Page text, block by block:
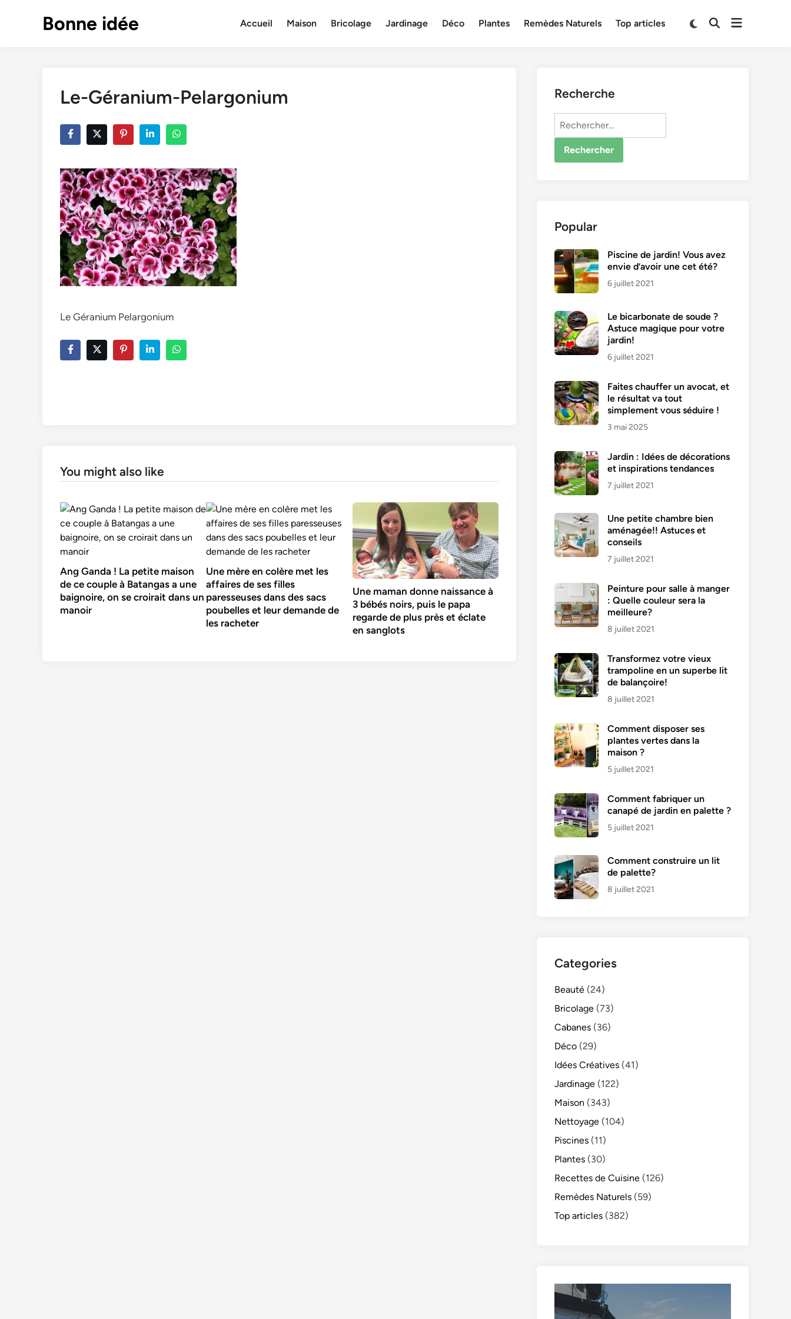
Bonne idée Accueil Maison Bricolage Jardinage Déco Plantes Remèdes Naturels Top articles
SwitchOpenOpen
Le-Géranium-Pelargonium
Le Géranium Pelargonium
You might also like
Ang Ganda ! La petite maison
de ce couple à Batangas a une
baignoire, on se croirait dans un
manoir
Une mère en colère met les
affaires de ses filles
paresseuses dans des sacs
poubelles et leur demande de
les racheter
Une maman donne naissance à
3 bébés noirs, puis le papa
regarde de plus près et éclate
en sanglots
Recherche
Rechercher :
Popular
Piscine de jardin! Vous avez
envie d’avoir une cet été?
6 juillet 2021
Le bicarbonate de soude ?
Astuce magique pour votre
jardin!
6 juillet 2021
Faites chauffer un avocat, et
le résultat va tout
simplement vous séduire !
3 mai 2025
Jardin : Idées de décorations
et inspirations tendances
7 juillet 2021
Une petite chambre bien
aménagée!! Astuces et
conseils
7 juillet 2021
Peinture pour salle à manger
: Quelle couleur sera la
meilleure?
8 juillet 2021
Transformez votre vieux
trampoline en un superbe lit
de balançoire!
8 juillet 2021
Comment disposer ses
plantes vertes dans la
maison ?
5 juillet 2021
Comment fabriquer un
canapé de jardin en palette ?
5 juillet 2021
Comment construire un lit
de palette?
8 juillet 2021
Categories
Beauté (24)
Bricolage (73)
Cabanes (36)
Déco (29)
Idées Créatives (41)
Jardinage (122)
Maison (343)
Nettoyage (104)
Piscines (11)
Plantes (30)
Recettes de Cuisine (126)
Remèdes Naturels (59)
Top articles (382)